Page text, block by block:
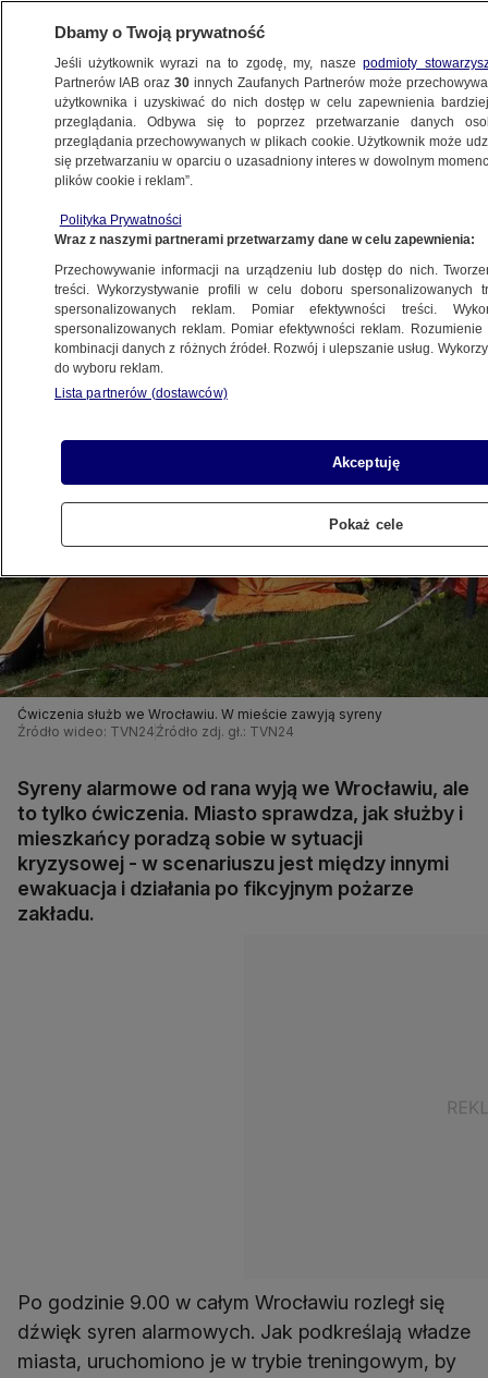
WROCŁAW
sprawdza gotowość na kryzys
Oprac.Svitlana Kucherenko
27.05.2026, 14:04
Posłuchaj artykułu
Czyta lektor AI
Ćwiczenia służb we Wrocławiu. W mieście zawyją syreny
Źródło wideo: TVN24 Źródło zdj. gł.: TVN24
Syreny alarmowe od rana wyją we Wrocławiu, ale
to tylko ćwiczenia. Miasto sprawdza, jak służby i
mieszkańcy poradzą sobie w sytuacji
kryzysowej - w scenariuszu jest między innymi
ewakuacja i działania po fikcyjnym pożarze
zakładu.
Po godzinie 9.00 w całym Wrocławiu rozległ się
dźwięk syren alarmowych. Jak podkreślają władze
miasta, uruchomiono je w trybie treningowym, by
Dbamy o Twoją prywatność
Jeśli użytkownik wyrazi na to zgodę, my, naszepodmioty
Partnerów IAB oraz30 innych Zaufanych Partnerów może
użytkownika i uzyskiwać do nich dostęp w celu zapewnienia
przeglądania. Odbywa się to poprzez przetwarzanie danych
przeglądania przechowywanych w plikach cookie. Użytkownik może
się przetwarzaniu w oparciu o uzasadniony interes w dowolnym
plików cookie i reklam”.
Polityka Prywatności
Wraz z naszymi partnerami przetwarzamy dane w celu zapewnienia:
Przechowywanie informacji na urządzeniu lub dostęp do nich.
treści. Wykorzystywanie profili w celu doboru spersonalizowanych
spersonalizowanych reklam. Pomiar efektywności treści.
spersonalizowanych reklam. Pomiar efektywności reklam.
kombinacji danych z różnych źródeł. Rozwój i ulepszanie usług.
do wyboru reklam.
Lista partnerów (dostawców)
Akceptuję
Pokaż cele